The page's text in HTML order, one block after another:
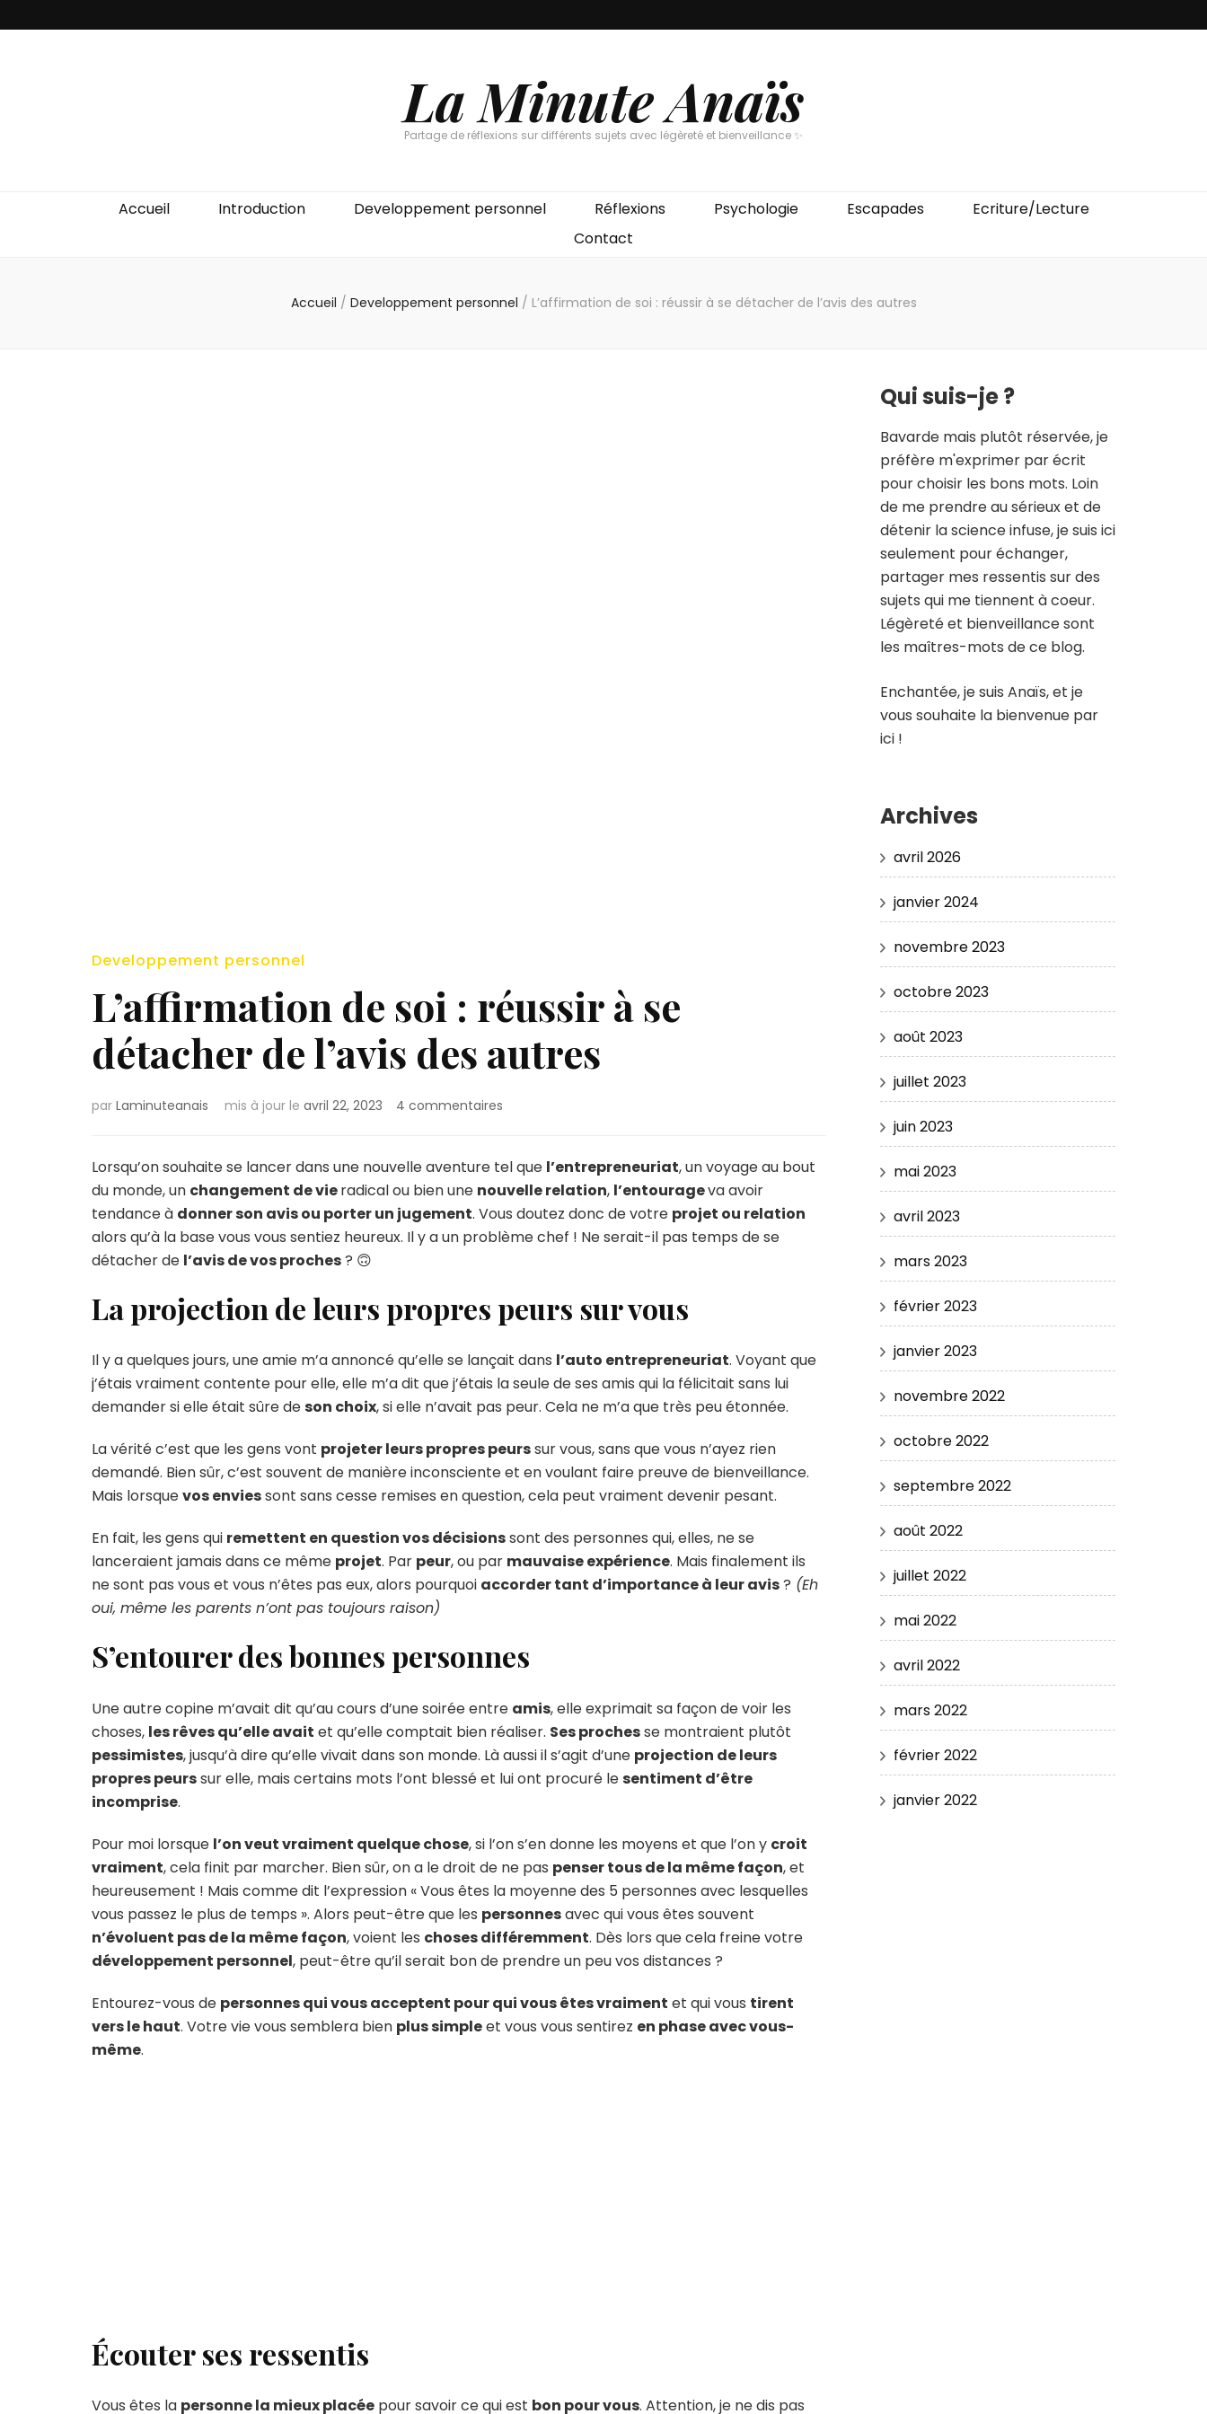
La Minute Anaïs
Partage de réflexions sur différents sujets avec légèreté et bienveillance ✨
Accueil Introduction Developpement personnel Réflexions Psychologie Escapades
Ecriture/Lecture
Contact
Accueil / Developpement personnel / L’affirmation de soi : réussir à se détacher de l’avis des autres
Developpement personnel
L’affirmation de soi : réussir à se
détacher de l’avis des autres
par Laminuteanais mis à jour le avril 22, 2023 4 commentaires
soi
réussir
à
se
des
autres
Lorsqu’on souhaite se lancer dans une nouvelle aventure tel que l’entrepreneuriat, un voyage au bout
du monde, un changement de vieradical ou bien une nouvelle relation, l’entourageva avoir
tendance à donner son avis ou porter un jugement. Vous doutez donc de votre projet ou relation
alors qu’à la base vous vous sentiez heureux. Il y a un problème chef ! Ne serait-il pas temps de se
détacher de l’avis de vos proches? 🙃
La projection de leurs propres peurs sur vous
Il y a quelques jours, une amie m’a annoncé qu’elle se lançait dans l’auto entrepreneuriat. Voyant que
j’étais vraiment contente pour elle, elle m’a dit que j’étais la seule de ses amis qui la félicitait sans lui
demander si elle était sûre deson choix, si elle n’avait pas peur. Cela ne m’a que très peu étonnée.
La vérité c’est que les gens vont projeter leurs propres peurssur vous, sans que vous n’ayez rien
demandé. Bien sûr, c’est souvent de manière inconsciente et en voulant faire preuve de bienveillance.
Mais lorsquevos enviessont sans cesse remises en question, cela peut vraiment devenir pesant.
En fait, les gens qui remettent en question vos décisionssont des personnes qui, elles, ne se
lanceraient jamais dans ce même projet. Par peur, ou par mauvaise expérience. Mais finalement ils
ne sont pas vous et vous n’êtes pas eux, alors pourquoi accorder tant d’importance à leur avis? (Eh
oui, même les parents n’ont pas toujours raison)
S’entourer des bonnes personnes
Une autre copine m’avait dit qu’au cours d’une soirée entre amis, elle exprimait sa façon de voir les
choses, les rêves qu’elle avait et qu’elle comptait bien réaliser. Ses prochesse montraient plutôt
pessimistes, jusqu’à dire qu’elle vivait dans son monde. Là aussi il s’agit d’une projection de leurs
propres peurssur elle, mais certains mots l’ont blessé et lui ont procuré lesentiment d’être
incomprise.
Pour moi lorsque l’on veut vraiment quelque chose, si l’on s’en donne les moyens et que l’on y croit
vraiment, cela finit par marcher. Bien sûr, on a le droit de ne pas penser tous de la même façon, et
heureusement ! Mais comme dit l’expression « Vous êtes la moyenne des 5 personnes avec lesquelles
vous passez le plus de temps ». Alors peut-être que les personnesavec qui vous êtes souvent
n’évoluent pas de la même façon, voient les choses différemment. Dès lors que cela freine votre
développement personnel, peut-être qu’il serait bon de prendre un peu vos distances ?
Entourez-vous de personnes qui vous acceptent pour qui vous êtes vraiment et qui vous tirent
vers le haut. Votre vie vous semblera bien plus simpleet vous vous sentirez en phase avec vous-
même.
Écouter ses ressentis
Vous êtes la personne la mieux placée pour savoir ce qui est bon pour vous. Attention, je ne dis pas
Qui suis-je ?
Bavarde mais plutôt réservée, je
préfère m'exprimer par écrit
pour choisir les bons mots. Loin
de me prendre au sérieux et de
détenir la science infuse, je suis ici
seulement pour échanger,
partager mes ressentis sur des
sujets qui me tiennent à coeur.
Légèreté et bienveillance sont
les maîtres-mots de ce blog.
Enchantée, je suis Anaïs, et je
vous souhaite la bienvenue par
ici !
Archives
avril 2026
janvier 2024
novembre 2023
octobre 2023
août 2023
juillet 2023
juin 2023
mai 2023
avril 2023
mars 2023
février 2023
janvier 2023
novembre 2022
octobre 2022
septembre 2022
août 2022
juillet 2022
mai 2022
avril 2022
mars 2022
février 2022
janvier 2022